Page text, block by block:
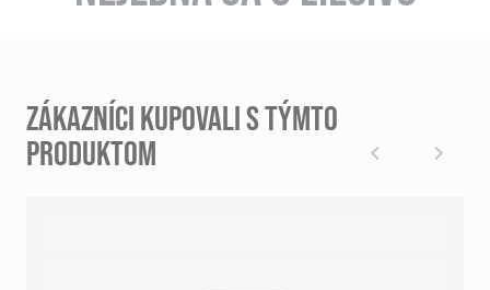
ZÁKAZNÍCI KUPOVALI S TÝMTO
PRODUKTOM